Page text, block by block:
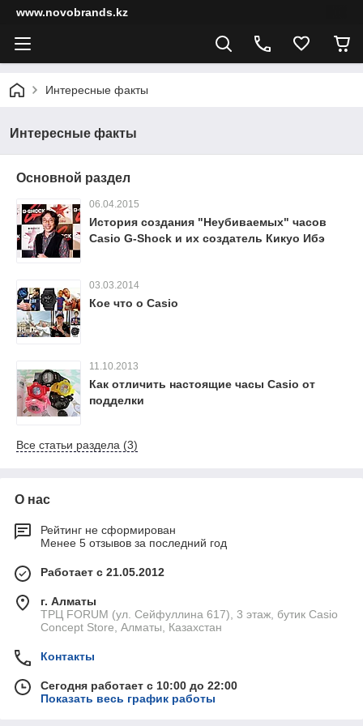
www.novobrands.kz
Интересные факты
Интересные факты
Основной раздел
06.04.2015
История создания "Неубиваемых" часов
Casio G-Shock и их создатель Кикуо Ибэ
03.03.2014
Кое что о Casio
11.10.2013
Как отличить настоящие часы Сasio от
подделки
Все статьи раздела (3)
О нас
Рейтинг не сформирован
Менее 5 отзывов за последний год
Работает с 21.05.2012
г. Алматы
ТРЦ FORUM (ул. Сейфуллина 617), 3 этаж, бутик Casio
Concept Store, Алматы, Казахстан
Контакты
Сегодня работает с 10:00 до 22:00
Показать весь график работы